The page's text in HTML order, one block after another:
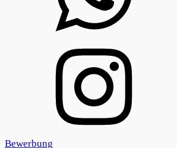
Bewerbung